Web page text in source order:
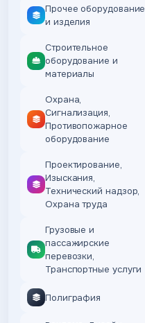
Прочее оборудование
и изделия
Строительное
оборудование и
материалы
Охрана,
Сигнализация,
Противопожарное
оборудование
Проектирование,
Изыскания,
Технический надзор,
Охрана труда
Грузовые и
пассажирские
перевозки,
Транспортные услуги
Полиграфия